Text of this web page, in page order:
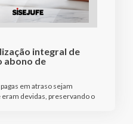
integral de
abono de
em atraso sejam
devidas, preservando o